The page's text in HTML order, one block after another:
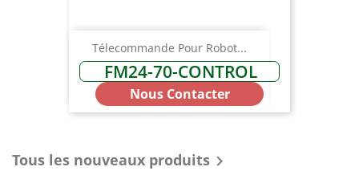
Télecommande Pour Robot...
FM24-70-CONTROL
Nous Contacter
Tous les nouveaux produits 